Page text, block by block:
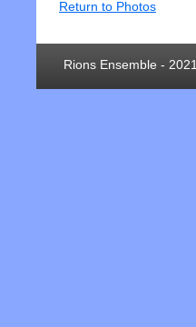
Return to Photos
Rions Ensemble - 2021